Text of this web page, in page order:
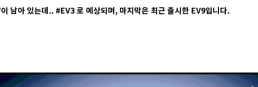
남아 있는데.. #EV3 로 예상되며, 마지막은 최근 출시한 EV9입니다.